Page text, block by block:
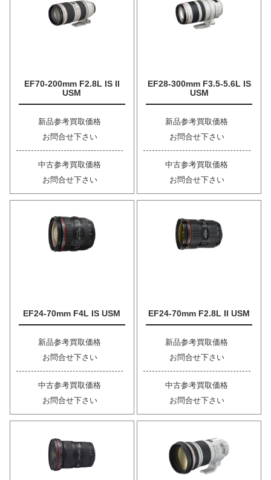
EF70-200mm F2.8L IS II
USM
新品参考買取価格
お問合せ下さい
中古参考買取価格
お問合せ下さい
EF28-300mm F3.5-5.6L IS
USM
新品参考買取価格
お問合せ下さい
中古参考買取価格
お問合せ下さい
EF24-70mm F4L IS USM
新品参考買取価格
お問合せ下さい
中古参考買取価格
お問合せ下さい
EF24-70mm F2.8L II USM
新品参考買取価格
お問合せ下さい
中古参考買取価格
お問合せ下さい